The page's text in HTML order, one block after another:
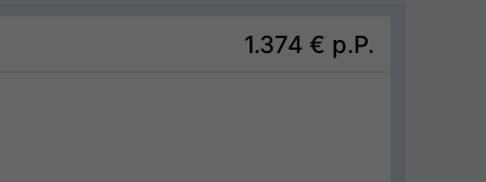
1.374 € p.P.